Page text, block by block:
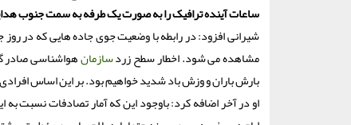
ساعات آینده ترافیک را به صورت یک طرفه به سمت جنوب
شیرانی افزود: در رابطه با وضعیت جوی جاده هایی که در
مشاهده می شود. اخطار سطح زردسازمانهواشناسی صادر
بارش باران و وزش باد شدید خواهیم بود. بر این اساس
او در آخر اضافه کرد: باوجود این که آمار تصادفات نسبت